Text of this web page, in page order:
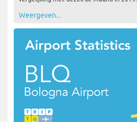
Weergeven...